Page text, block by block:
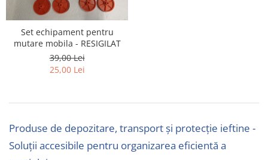
Accesorii tablete
Laptopuri si Accesorii
Telefoane Mobile & accesorii
Wearable & Gadgeturi
Electrocasnice & Climatizare
vase
Aparate Frigorifice
Set echipament pentru
mutare mobila - RESIGILAT
39,00 Lei
25,00 Lei
Produse de depozitare, transport și protecție ieftine -
Soluții accesibile pentru organizarea eficientă a